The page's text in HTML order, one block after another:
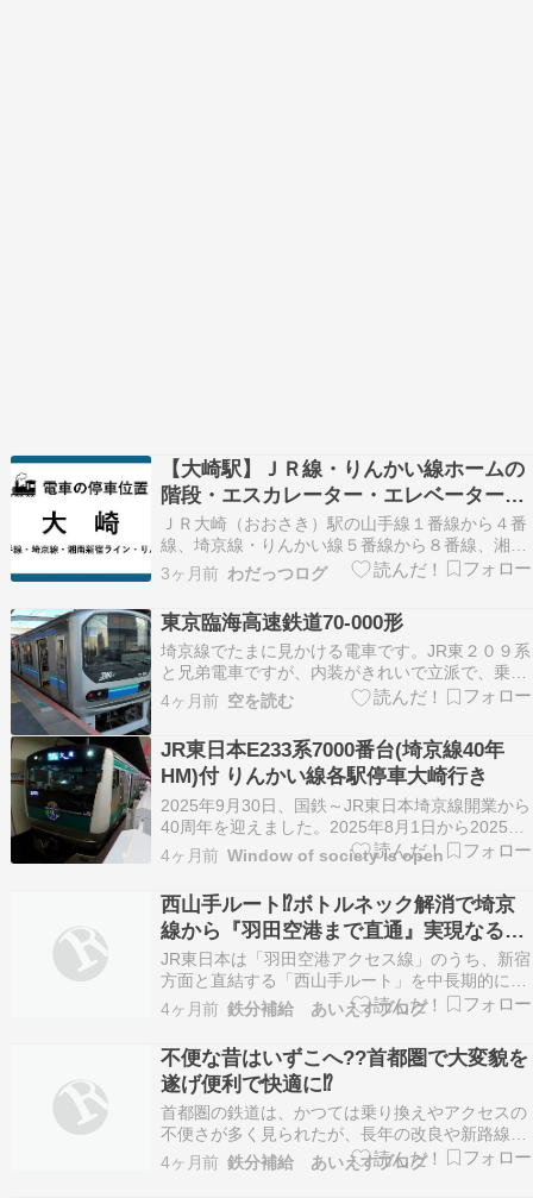
【大崎駅】ＪＲ線・りんかい線ホームの
階段・エスカレーター・エレベーターに
近い停車位置
ＪＲ大崎（おおさき）駅の山手線１番線から４番
線、埼京線・りんかい線５番線から８番線、湘南
新宿ライン５番線・８番線の各ホームから、乗り
換えや改札口、出口への移動に便利な階段やエス
カレーター・エレベーターに近い車両の停車位置
（乗車位置）を、号車表示でご案内。 駅ホーム停
車位置（号車…
3ヶ月前 わだっつログ
東京臨海高速鉄道70-000形
埼京線でたまに見かける電車です。JR東２０９系
と兄弟電車ですが、内装がきれいで立派で、乗車
するのが楽しみな電車でした。鉄道コムに参加し
ています。にほんブログ村に参加しています。に
ほんブログ村乗り物ランキングに参加していま
す。
4ヶ月前 空を読む
JR東日本E233系7000番台(埼京線40年
HM)付 りんかい線各駅停車大崎行き
2025年9月30日、国鉄～JR東日本埼京線開業から
40周年を迎えました。2025年8月1日から2025年
9月末頃まで開業40周年HM付きの電車が走ってい
ました。ハエ117編成。前面。2025年9月30日か
らはHM付きのままラッピング化され、2026年2
月まで走ったようです。埼京…
4ヶ月前 Window of society is open
西山手ルート⁉ボトルネック解消で埼京
線から『羽田空港まで直通』実現なる
か？
JR東日本は「羽田空港アクセス線」のうち、新宿
方面と直結する「西山手ルート」を中長期的に進
める事業と位置付け、開業時期は未定としまし
た。一方で、「東山手ルート」と「臨海部ルー
ト」は2031年度の開業を目指して工事・調整が進
行中です。西山手ル… The post 西山手ルート⁉ボ
ト…
4ヶ月前 鉄分補給 あいえすブログ
不便な昔はいずこへ??首都圏で大変貌を
遂げ便利で快適に⁉
首都圏の鉄道は、かつては乗り換えやアクセスの
不便さが多く見られたが、長年の改良や新路線の
開業によって大きく改善されました。東京～上野
間の分断は湘南新宿ラインや上野東京ラインの開
4ヶ月前 鉄分補給 あいえすブログ